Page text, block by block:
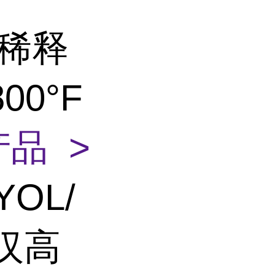
释
品 >
高